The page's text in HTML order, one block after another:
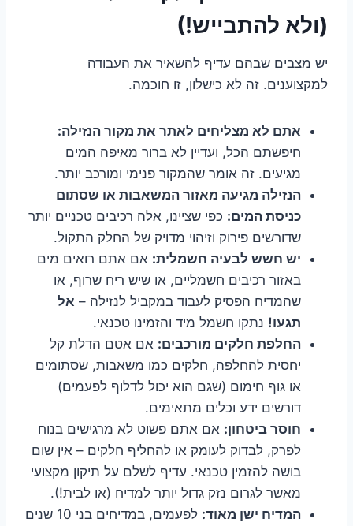
(ולא להתבייש!)
יש מצבים שבהם עדיף להשאיר את העבודה
למקצוענים. זה לא כישלון, זו חוכמה.
אתם לא מצליחים לאתר את מקור הנזילה:
חיפשתם הכל, ועדיין לא ברור מאיפה המים
מגיעים. זה אומר שהמקור פנימי ומורכב יותר.
הנזילה מגיעה מאזור המשאבות או שסתום
כניסת המים: כפי שציינו, אלה רכיבים טכניים יותר
שדורשים פירוק וזיהוי מדויק של החלק התקול.
יש חשש לבעיה חשמלית: אם אתם רואים מים
באזור רכיבים חשמליים, או שיש ריח שרוף, או
שהמדיח הפסיק לעבוד במקביל לנזילה – אל
תגעו! נתקו חשמל מיד והזמינו טכנאי.
החלפת חלקים מורכבים: אם אטם הדלת קל
יחסית להחלפה, חלקים כמו משאבות, שסתומים
או גוף חימום (שגם הוא יכול לדלוף לפעמים)
דורשים ידע וכלים מתאימים.
חוסר ביטחון: אם אתם פשוט לא מרגישים בנוח
לפרק, לבדוק לעומק או להחליף חלקים – אין שום
בושה להזמין טכנאי. עדיף לשלם על תיקון מקצועי
מאשר לגרום נזק גדול יותר למדיח (או לבית!).
המדיח ישן מאוד:
לפעמים, במדיחים בני 10 שנים